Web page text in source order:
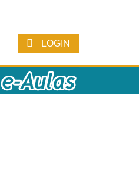
LOGIN